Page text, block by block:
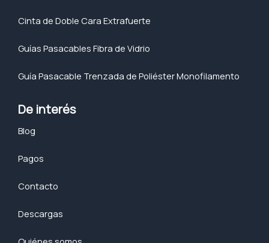
Cinta de Doble Cara Extrafuerte
Guías Pasacables Fibra de Vidrio
Guía Pasacable Trenzada de Poliéster Monofilamento
De interés
Blog
Pagos
Contacto
Descargas